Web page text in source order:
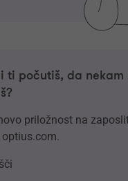
ti počutiš, da nekam
priložnost na